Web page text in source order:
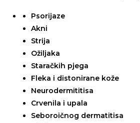
Psorijaze
Akni
Strija
Ožiljaka
Staračkih pjega
Fleka i distonirane kože
Neurodermititisa
Crvenila i upala
Seboroičnog dermatitisa